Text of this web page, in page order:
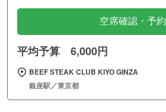
空席確認・予約
平均予算 6,000円
BEEF STEAK CLUB KIYO GINZA
銀座駅／東京都